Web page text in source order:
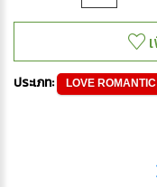
ประเภท: LOVE ROMANTIC